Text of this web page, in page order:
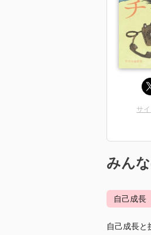
サ
みん
自己成長
自己成長と